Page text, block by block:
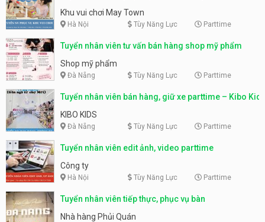
động
Khu vui chơi May Town
Hà Nội Tùy Năng Lực Parttime
Tuyển nhân viên tư vấn bán hàng shop mỹ phẩm
Shop mỹ phẩm
Đà Nẵng Tùy Năng Lực Parttime
Tuyển nhân viên bán hàng, giữ xe parttime – Kibo Kid
KIBO KIDS
Đà Nẵng Tùy Năng Lực Parttime
Tuyển nhân viên edit ảnh, video parttime
Công ty
Hà Nội Tùy Năng Lực Parttime
Tuyển nhân viên tiếp thực, phục vụ bàn
Nhà hàng Phủi Quán